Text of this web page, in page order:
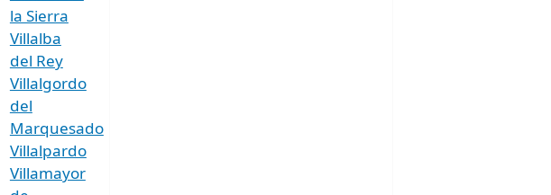
la Sierra
Villalba
del Rey
Villalgordo
del
Marquesado
Villalpardo
Villamayor